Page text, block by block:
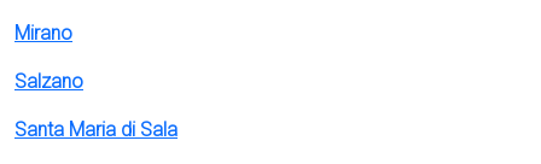
Mirano
Salzano
Santa Maria di Sala